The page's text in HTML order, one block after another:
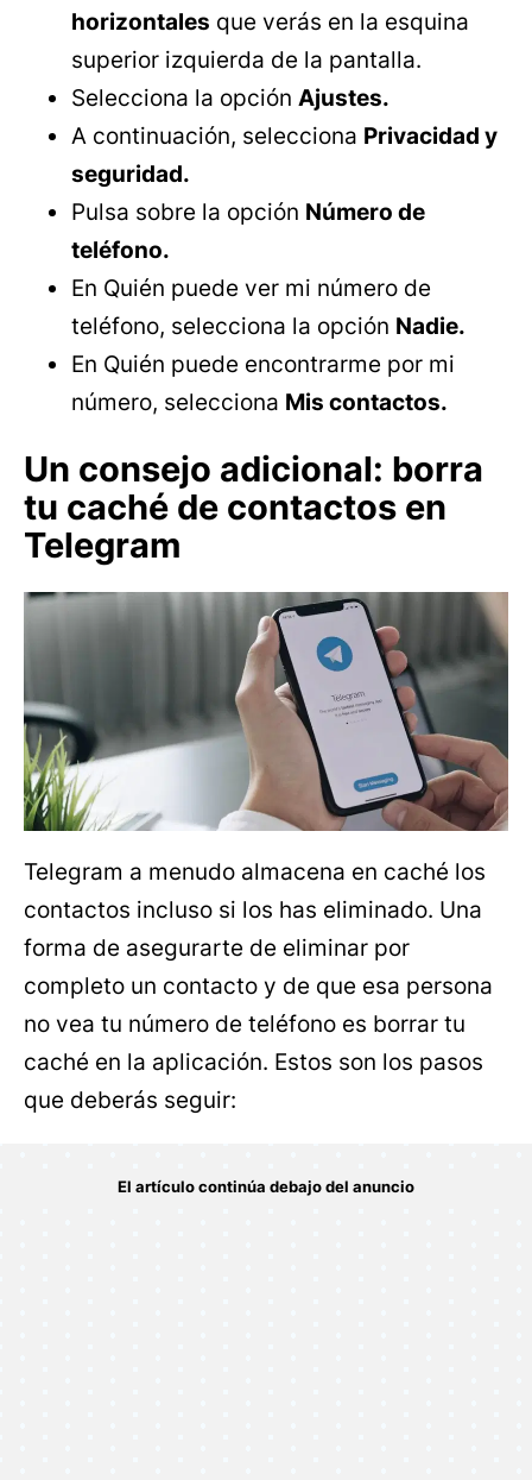
horizontales que verás en la esquina
superior izquierda de la pantalla.
Selecciona la opción Ajustes.
A continuación, selecciona Privacidad y
seguridad.
Pulsa sobre la opción Número de
teléfono.
En Quién puede ver mi número de
teléfono, selecciona la opción Nadie.
En Quién puede encontrarme por mi
número, selecciona Mis contactos.
Un consejo adicional: borra
tu caché de contactos en
Telegram
Telegram a menudo almacena en caché los
contactos incluso si los has eliminado. Una
forma de asegurarte de eliminar por
completo un contacto y de que esa persona
no vea tu número de teléfono es borrar tu
caché en la aplicación. Estos son los pasos
que deberás seguir: